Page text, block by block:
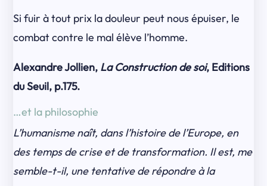
Si fuir à tout prix la douleur peut nous épuiser, le
combat contre le mal élève l’homme.
Alexandre Jollien, La Construction de soi, Editions
du Seuil, p.175.
…et la philosophie
L’humanisme naît, dans l’histoire de l’Europe, en
des temps de crise et de transformation. Il est, me
semble-t-il, une tentative de répondre à la